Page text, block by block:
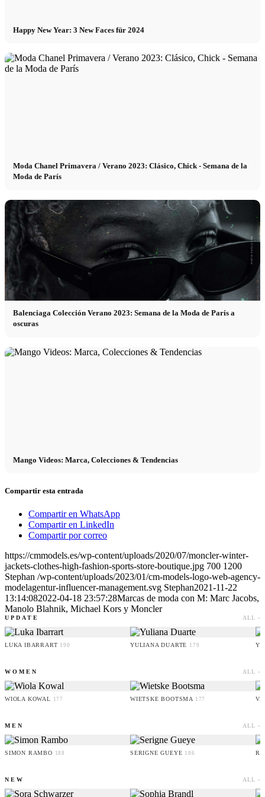
Happy New Year: 3 New Faces für 2024
Moda Chanel Primavera / Verano 2023: Clásico, Chick - Semana de la
Moda de París
Balenciaga Colección Verano 2023: Semana de la Moda de París a
oscuras
Mango Videos: Marca, Colecciones & Tendencias
Compartir esta entrada
Compartir en WhatsApp
Compartir en LinkedIn
Compartir por correo
https://cmmodels.es/wp-content/uploads/2020/07/moncler-winter-
jackets-clothes-high-fashion-sports-store-boutique.jpg 700 1200
Stephan /wp-content/uploads/2023/01/cm-models-logo-web-agency-
modelagentur-influencer-management.svg Stephan2021-11-22
13:14:082022-04-18 23:57:28Marcas de moda con M: Marc Jacobs,
Manolo Blahnik, Michael Kors y Moncler
UPDATE ALL ›
LUKA IBARRART 190 YULIANA DUARTE 179
WOMEN ALL ›
WIOLA KOWAL 177 WIETSKE BOOTSMA 177
MEN ALL ›
SIMON RAMBO 188 SERIGNE GUEYE 186
NEW ALL ›